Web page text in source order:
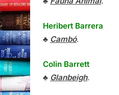
Heribert Barrera
♣ Cambó.
Colin Barrett
♣ Glanbeigh.